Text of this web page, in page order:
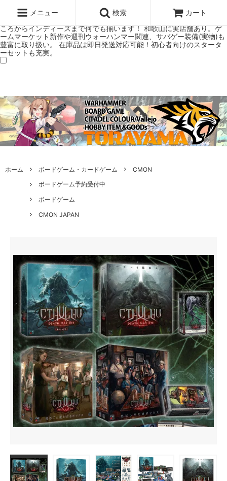
ミアムショップTORAYAMA。通販・オンラインショップです！ ウォー
ハンマーとボードゲームのことなら当店へ！ボードゲームもメジャーど
ころからインディーズまで何でも揃います！ 和歌山に実店舗あり。ゲ
ームマーケット新作や週刊ウォーハンマー関連、サバゲー装備(実物)も
豊富に取り扱い。 在庫品は即日発送対応可能！初心者向けのスタータ
ーセットも充実。
メニュー 検索 カート
ホーム ボードゲーム・カードゲーム
CMON
ボードゲーム予約受付中
ボードゲーム
CMON JAPAN